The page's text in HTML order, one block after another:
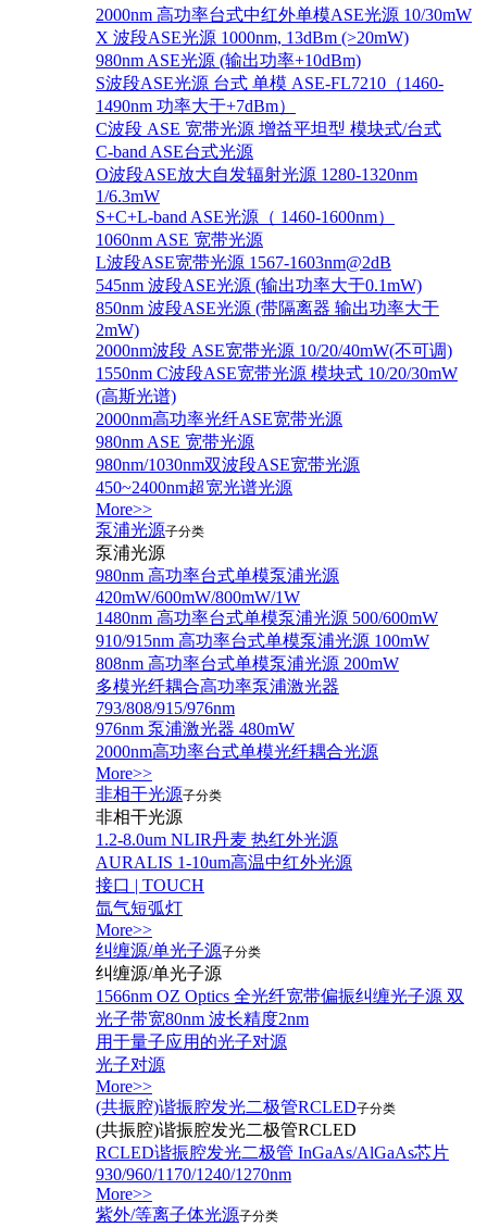
2000nm 高功率台式中红外单模ASE光源 10/30mW
X 波段ASE光源 1000nm, 13dBm (>20mW)
980nm ASE光源 (输出功率+10dBm)
S波段ASE光源 台式 单模 ASE-FL7210（1460-
1490nm 功率大于+7dBm）
C波段 ASE 宽带光源 增益平坦型 模块式/台式
C-band ASE台式光源
O波段ASE放大自发辐射光源 1280-1320nm
1/6.3mW
S+C+L-band ASE光源（ 1460-1600nm）
1060nm ASE 宽带光源
L波段ASE宽带光源 1567-1603nm@2dB
545nm 波段ASE光源 (输出功率大于0.1mW)
850nm 波段ASE光源 (带隔离器 输出功率大于
2mW)
2000nm波段 ASE宽带光源 10/20/40mW(不可调)
1550nm C波段ASE宽带光源 模块式 10/20/30mW
(高斯光谱)
2000nm高功率光纤ASE宽带光源
980nm ASE 宽带光源
980nm/1030nm双波段ASE宽带光源
450~2400nm超宽光谱光源
More>>
泵浦光源子分类
泵浦光源
980nm 高功率台式单模泵浦光源
420mW/600mW/800mW/1W
1480nm 高功率台式单模泵浦光源 500/600mW
910/915nm 高功率台式单模泵浦光源 100mW
808nm 高功率台式单模泵浦光源 200mW
多模光纤耦合高功率泵浦激光器
793/808/915/976nm
976nm 泵浦激光器 480mW
2000nm高功率台式单模光纤耦合光源
More>>
非相干光源子分类
非相干光源
1.2-8.0um NLIR丹麦 热红外光源
AURALIS 1-10um高温中红外光源
接口 | TOUCH
氙气短弧灯
More>>
纠缠源/单光子源子分类
纠缠源/单光子源
1566nm OZ Optics 全光纤宽带偏振纠缠光子源 双
光子带宽80nm 波长精度2nm
用于量子应用的光子对源
光子对源
More>>
(共振腔)谐振腔发光二极管RCLED子分类
(共振腔)谐振腔发光二极管RCLED
RCLED谐振腔发光二极管 InGaAs/AlGaAs芯片
930/960/1170/1240/1270nm
More>>
紫外/等离子体光源子分类